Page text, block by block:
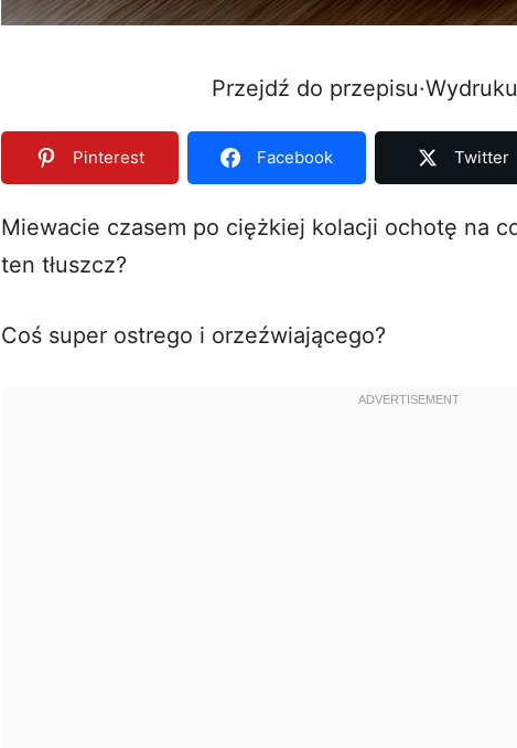
Przejdź do przepisu·
Pinterest Facebook Twitter
Miewacie czasem po ciężkiej kolacji ochotę na
ten tłuszcz?
Coś super ostrego i orzeźwiającego?